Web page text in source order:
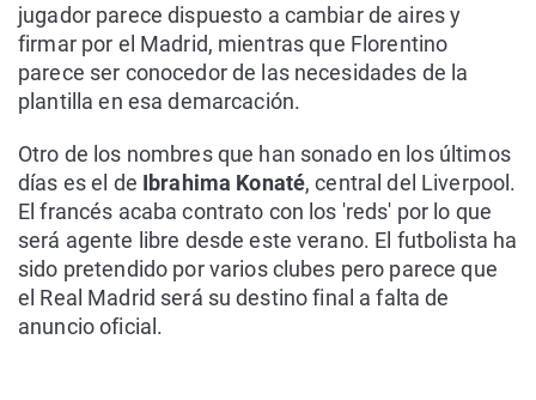
jugador parece dispuesto a cambiar de aires y
firmar por el Madrid, mientras que Florentino
parece ser conocedor de las necesidades de la
plantilla en esa demarcación.
Otro de los nombres que han sonado en los últimos
días es el de Ibrahima Konaté, central del Liverpool.
El francés acaba contrato con los 'reds' por lo que
será agente libre desde este verano. El futbolista ha
sido pretendido por varios clubes pero parece que
el Real Madrid será su destino final a falta de
anuncio oficial.